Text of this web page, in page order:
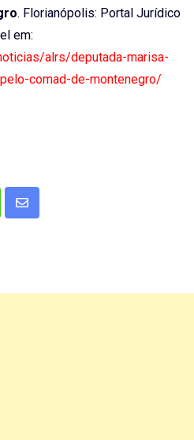
. Florianópolis: Portal Jurídico
em:
alrs/deputada-marisa-
comad-de-montenegro/
Share